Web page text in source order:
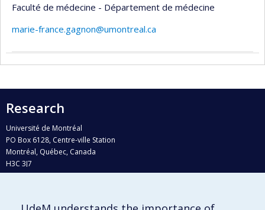
Faculté de médecine - Département de médecine
marie-france.gagnon@umontreal.ca
Research
Université de Montréal
PO Box 6128, Centre-ville Station
Montréal, Québec, Canada
H3C 3J7